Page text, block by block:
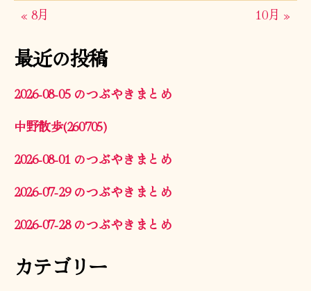
« 8月 10月 »
最近の投稿
2026-08-05 のつぶやきまとめ
中野散歩(260705)
2026-08-01 のつぶやきまとめ
2026-07-29 のつぶやきまとめ
2026-07-28 のつぶやきまとめ
カテゴリー